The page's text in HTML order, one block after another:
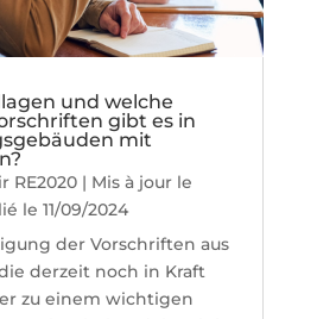
und welche
gibt es in
mit
RE2020| Mis à jour le
le 11/09/2024
der Vorschriften aus
derzeit noch in Kraft
zu einem wichtigen